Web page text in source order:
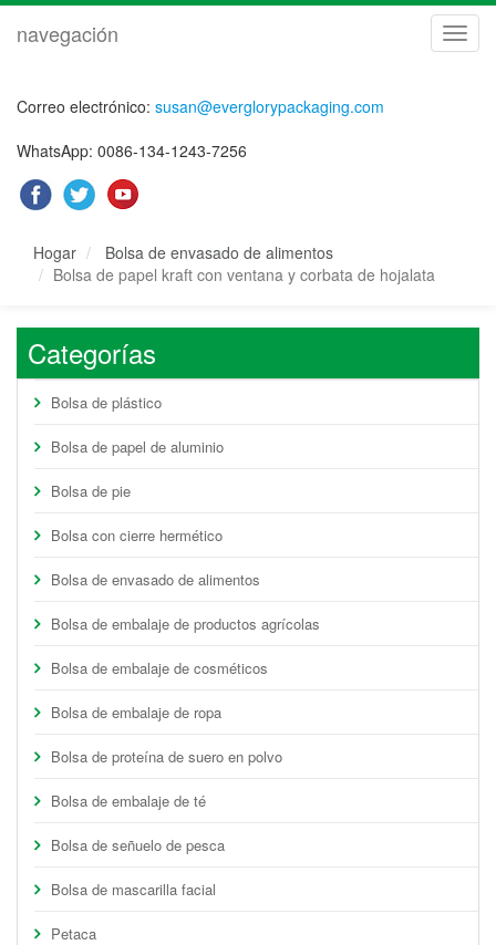
navegación
Correo electrónico: susan@everglorypackaging.com
WhatsApp: 0086-134-1243-7256
Hogar
Bolsa de envasado de alimentos
Bolsa de papel kraft con ventana y corbata de hojalata
Categorías
Bolsa de plástico
Bolsa de papel de aluminio
Bolsa de pie
Bolsa con cierre hermético
Bolsa de envasado de alimentos
Bolsa de embalaje de productos agrícolas
Bolsa de embalaje de cosméticos
Bolsa de embalaje de ropa
Bolsa de proteína de suero en polvo
Bolsa de embalaje de té
Bolsa de señuelo de pesca
Bolsa de mascarilla facial
Petaca